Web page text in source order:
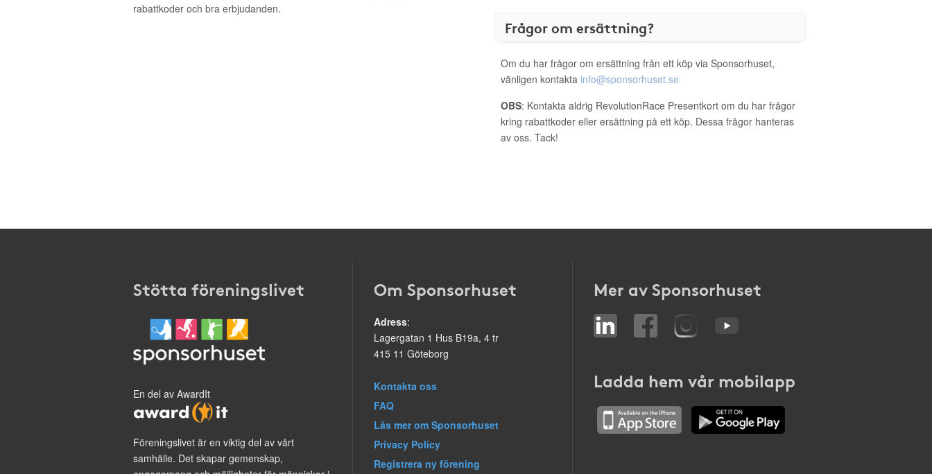
rabattkoder och bra erbjudanden.
Frågor om ersättning?
Om du har frågor om ersättning från ett köp via Sponsorhuset,
vänligen kontakta info@sponsorhuset.se
OBS: Kontakta aldrig RevolutionRace Presentkort om du har frågor
kring rabattkoder eller ersättning på ett köp. Dessa frågor hanteras
av oss. Tack!
Stötta föreningslivet
En del av AwardIt
Föreningslivet är en viktig del av vårt
samhälle. Det skapar gemenskap,
Om Sponsorhuset
Adress:
Lagergatan 1 Hus B19a, 4 tr
415 11 Göteborg
Kontakta oss
FAQ
Läs mer om Sponsorhuset
Privacy Policy
Registrera ny förening
Mer av Sponsorhuset
Ladda hem vår mobilapp